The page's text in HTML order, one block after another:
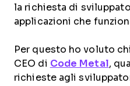
la richiesta di
applicazioni che
Per questo ho voluto
CEO di Code Metal,
richieste agli